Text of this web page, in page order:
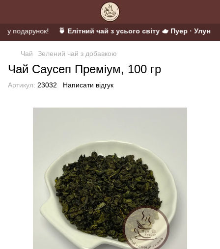
у подарунок! 🍵 Елітний чай з усього світу 🫖 Пуер · Улун ·
Чай Зелений чай з добавкою
Чай Саусеп Преміум, 100 гр
Артикул: 23032 Написати відгук